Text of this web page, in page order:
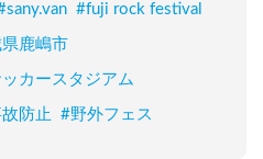
sany.van #fuji rock festival
鹿嶋市
カースタジアム
防止 #野外フェス